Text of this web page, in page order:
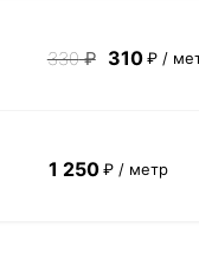
330₽ 310 ₽ /
1 250 ₽ / метр